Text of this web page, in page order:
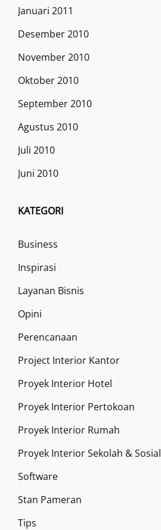
Januari 2011
Desember 2010
November 2010
Oktober 2010
September 2010
Agustus 2010
Juli 2010
Juni 2010
KATEGORI
Business
Inspirasi
Layanan Bisnis
Opini
Perencanaan
Project Interior Kantor
Proyek Interior Hotel
Proyek Interior Pertokoan
Proyek Interior Rumah
Proyek Interior Sekolah & Sosial
Software
Stan Pameran
Tips